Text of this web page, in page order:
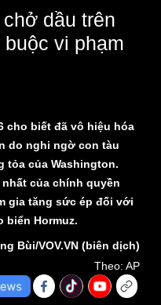
Dự báo thời tiết
Giáo dục
Dấu ấn VOV
dầu trên
vi phạm
cho biết đã vô hiệu hóa
do nghi ngờ con tàu
tỏa của Washington.
của chính quyền
gia tăng sức ép đối với
biển Hormuz.
Bùi/VOV.VN (biên dịch)
Theo: AP